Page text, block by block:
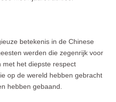
betekenis in de Chinese
werden die zegenrijk voor
het diepste respect
op de wereld hebben gebracht
hebben gebaand.